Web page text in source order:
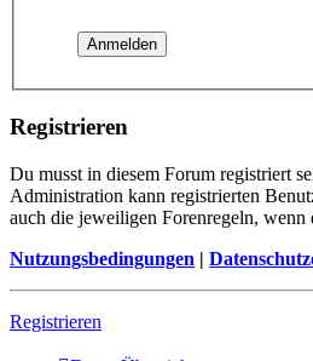
Registrieren
Du musst in diesem Forum registriert
Administration kann registrierten
auch die jeweiligen Forenregeln,
Nutzungsbedingungen |
Registrieren